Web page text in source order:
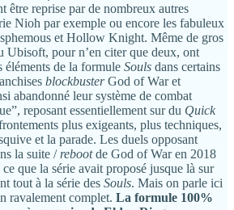
être reprise par de nombreux autres
Nioh par exemple ou encore les fabuleux
et Hollow Knight. Même de gros
Ubisoft, pour n’en citer que deux, ont
éléments de la formule Souls dans certains
blockbusterGod of War et
abandonné leur système de combat
reposant essentiellement sur du Quick
plus exigeants, plus techniques,
et la parade. Les duels opposant
la suite / rebootde God of War en 2018
que la série avait proposé jusque là sur
tout à la série des Souls. Mais on parle ici
ravalement complet. La formule 100%